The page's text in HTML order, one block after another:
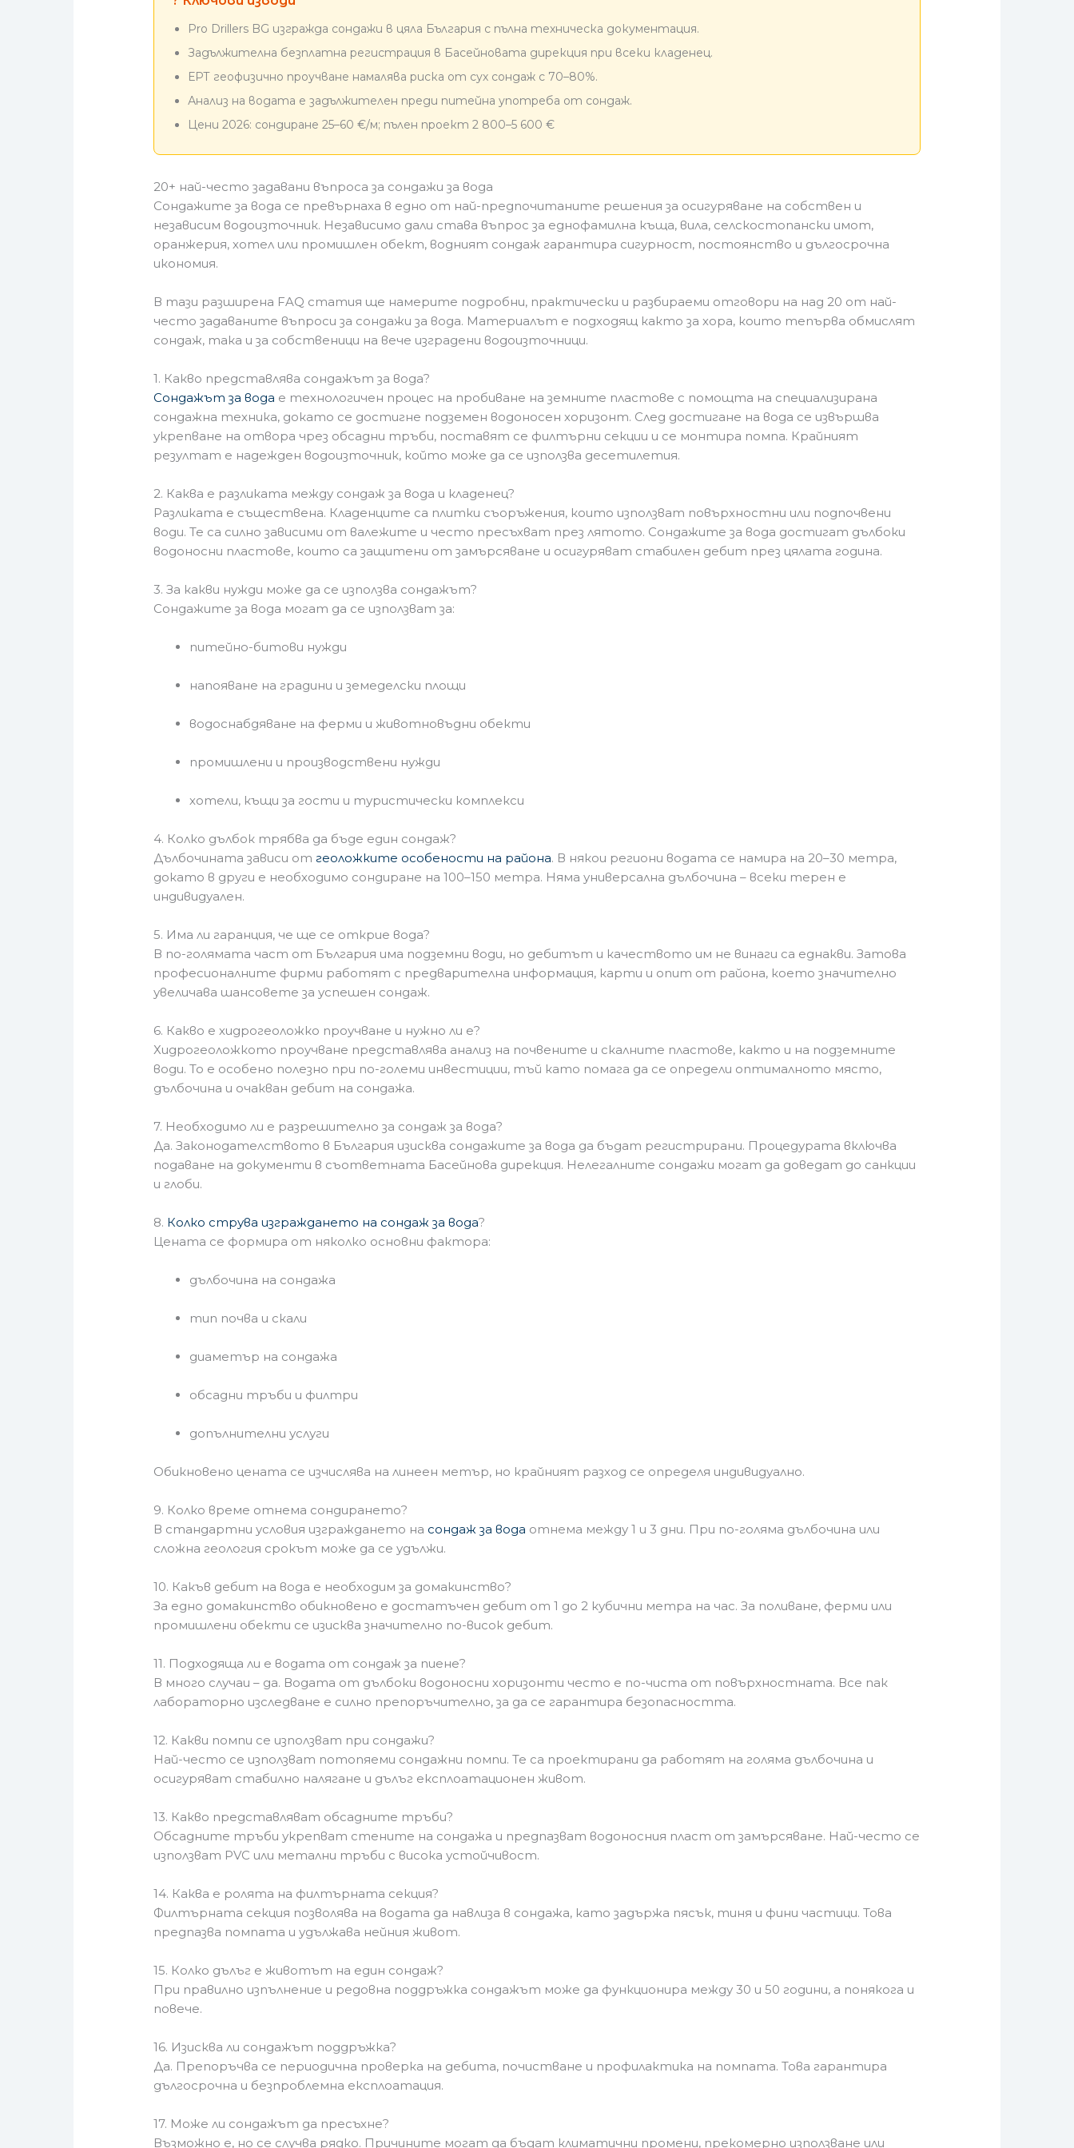
Pro Drillers BG изгражда сондажи в цяла България с пълна техническа документация.
Задължителна безплатна регистрация в Басейновата дирекция при всеки кладенец.
ЕРТ геофизично проучване намалява риска от сух сондаж с 70–80%.
Анализ на водата е задължителен преди питейна употреба от сондаж.
Цени 2026: сондиране 25–60 €/м; пълен проект 2 800–5 600 €
20+ най-често задавани въпроса за сондажи за вода
Сондажите за вода се превърнаха в едно от най-предпочитаните решения за осигуряване на собствен и
независим водоизточник. Независимо дали става въпрос за еднофамилна къща, вила, селскостопански имот,
оранжерия, хотел или промишлен обект, водният сондаж гарантира сигурност, постоянство и дългосрочна
икономия.
В тази разширена FAQ статия ще намерите подробни, практически и разбираеми отговори на над 20 от най-
често задаваните въпроси за сондажи за вода. Материалът е подходящ както за хора, които тепърва обмислят
сондаж, така и за собственици на вече изградени водоизточници.
1. Какво представлява сондажът за вода?
Сондажът за вода е технологичен процес на пробиване на земните пластове с помощта на специализирана
сондажна техника, докато се достигне подземен водоносен хоризонт. След достигане на вода се извършва
укрепване на отвора чрез обсадни тръби, поставят се филтърни секции и се монтира помпа. Крайният
резултат е надежден водоизточник, който може да се използва десетилетия.
2. Каква е разликата между сондаж за вода и кладенец?
Разликата е съществена. Кладенците са плитки съоръжения, които използват повърхностни или подпочвени
води. Те са силно зависими от валежите и често пресъхват през лятото. Сондажите за вода достигат дълбоки
водоносни пластове, които са защитени от замърсяване и осигуряват стабилен дебит през цялата година.
3. За какви нужди може да се използва сондажът?
Сондажите за вода могат да се използват за:
питейно-битови нужди
напояване на градини и земеделски площи
водоснабдяване на ферми и животновъдни обекти
промишлени и производствени нужди
хотели, къщи за гости и туристически комплекси
4. Колко дълбок трябва да бъде един сондаж?
Дълбочината зависи от геоложките особености на района. В някои региони водата се намира на 20–30 метра,
докато в други е необходимо сондиране на 100–150 метра. Няма универсална дълбочина – всеки терен е
индивидуален.
5. Има ли гаранция, че ще се открие вода?
В по-голямата част от България има подземни води, но дебитът и качеството им не винаги са еднакви. Затова
професионалните фирми работят с предварителна информация, карти и опит от района, което значително
увеличава шансовете за успешен сондаж.
6. Какво е хидрогеоложко проучване и нужно ли е?
Хидрогеоложкото проучване представлява анализ на почвените и скалните пластове, както и на подземните
води. То е особено полезно при по-големи инвестиции, тъй като помага да се определи оптималното място,
дълбочина и очакван дебит на сондажа.
7. Необходимо ли е разрешително за сондаж за вода?
Да. Законодателството в България изисква сондажите за вода да бъдат регистрирани. Процедурата включва
подаване на документи в съответната Басейнова дирекция. Нелегалните сондажи могат да доведат до санкции
и глоби.
8. Колко струва изграждането на сондаж за вода?
Цената се формира от няколко основни фактора:
дълбочина на сондажа
тип почва и скали
диаметър на сондажа
обсадни тръби и филтри
допълнителни услуги
Обикновено цената се изчислява на линеен метър, но крайният разход се определя индивидуално.
9. Колко време отнема сондирането?
В стандартни условия изграждането на сондаж за вода отнема между 1 и 3 дни. При по-голяма дълбочина или
сложна геология срокът може да се удължи.
10. Какъв дебит на вода е необходим за домакинство?
За едно домакинство обикновено е достатъчен дебит от 1 до 2 кубични метра на час. За поливане, ферми или
промишлени обекти се изисква значително по-висок дебит.
11. Подходяща ли е водата от сондаж за пиене?
В много случаи – да. Водата от дълбоки водоносни хоризонти често е по-чиста от повърхностната. Все пак
лабораторно изследване е силно препоръчително, за да се гарантира безопасността.
12. Какви помпи се използват при сондажи?
Най-често се използват потопяеми сондажни помпи. Те са проектирани да работят на голяма дълбочина и
осигуряват стабилно налягане и дълъг експлоатационен живот.
13. Какво представляват обсадните тръби?
Обсадните тръби укрепват стените на сондажа и предпазват водоносния пласт от замърсяване. Най-често се
използват PVC или метални тръби с висока устойчивост.
14. Каква е ролята на филтърната секция?
Филтърната секция позволява на водата да навлиза в сондажа, като задържа пясък, тиня и фини частици. Това
предпазва помпата и удължава нейния живот.
15. Колко дълъг е животът на един сондаж?
При правилно изпълнение и редовна поддръжка сондажът може да функционира между 30 и 50 години, а понякога и
повече.
16. Изисква ли сондажът поддръжка?
Да. Препоръчва се периодична проверка на дебита, почистване и профилактика на помпата. Това гарантира
дългосрочна и безпроблемна експлоатация.
17. Може ли сондажът да пресъхне?
Възможно е, но се случва рядко. Причините могат да бъдат климатични промени, прекомерно използване или